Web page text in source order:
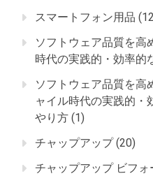
スマートフォン用品
ソフトウェア品質を高
時代の実践的・効率的
ソフトウェア品質を高
ャイル時代の実践的・
やり方 (1)
チャップアップ(20)
チャップアップ ビフォ